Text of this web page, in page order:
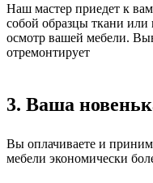
Наш мастер приедет к
собой образцы ткани
осмотр вашей мебели.
отремонтирует
3. Ваша
Вы оплачиваете и
мебели экономически